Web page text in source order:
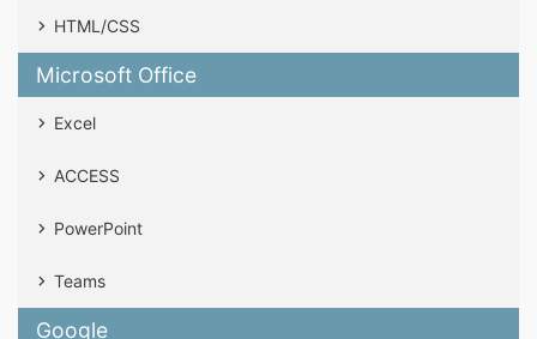
HTML/CSS
Microsoft Office
Excel
ACCESS
PowerPoint
Teams
Google